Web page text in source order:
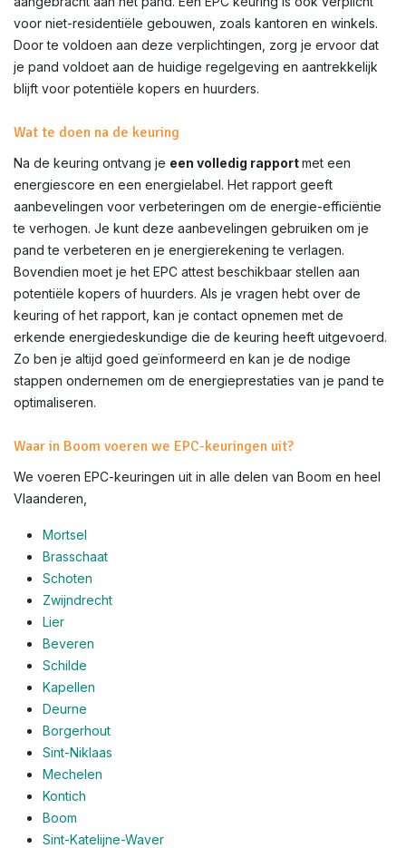
voor niet-residentiële gebouwen, zoals kantoren en winkels.
Door te voldoen aan deze verplichtingen, zorg je ervoor dat
je pand voldoet aan de huidige regelgeving en aantrekkelijk
blijft voor potentiële kopers en huurders.
Wat te doen na de keuring
Na de keuring ontvang je een volledig rapportmet een
energiescore en een energielabel. Het rapport geeft
aanbevelingen voor verbeteringen om de energie-efficiëntie
te verhogen. Je kunt deze aanbevelingen gebruiken om je
pand te verbeteren en je energierekening te verlagen.
Bovendien moet je het EPC attest beschikbaar stellen aan
potentiële kopers of huurders. Als je vragen hebt over de
keuring of het rapport, kan je contact opnemen met de
erkende energiedeskundige die de keuring heeft uitgevoerd.
Zo ben je altijd goed geïnformeerd en kan je de nodige
stappen ondernemen om de energieprestaties van je pand te
optimaliseren.
Waar in Boom voeren we EPC-keuringen uit?
We voeren EPC-keuringen uit in alle delen van Boom en heel
Vlaanderen,
Mortsel
Brasschaat
Schoten
Zwijndrecht
Lier
Beveren
Schilde
Kapellen
Deurne
Borgerhout
Sint-Niklaas
Mechelen
Kontich
Boom
Sint-Katelijne-Waver